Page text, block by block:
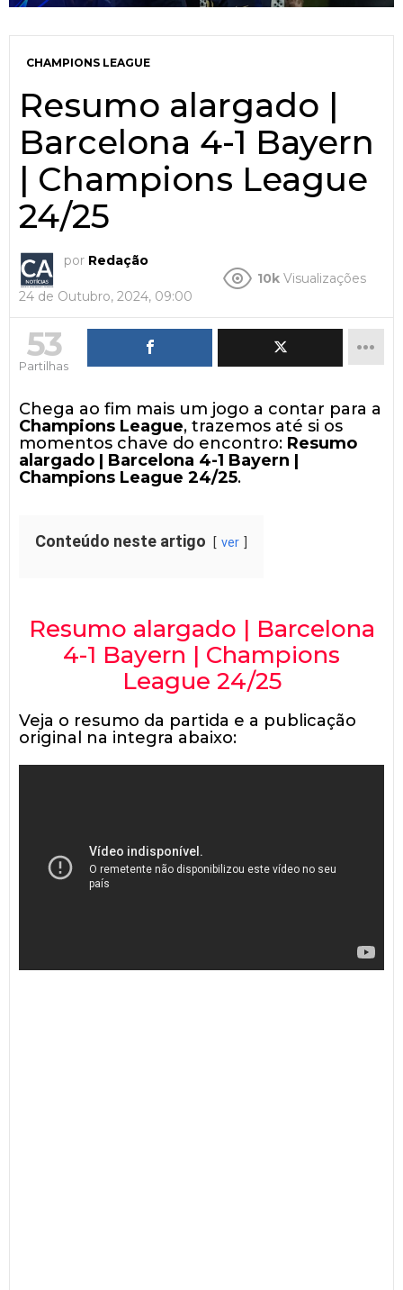
CHAMPIONS LEAGUE
Resumo alargado |
Barcelona 4-1 Bayern
| Champions League
24/25
por Redação
24 de Outubro, 2024, 09:00
10k Visualizações
53
Partilhas
Chega ao fim mais um jogo a contar para a
Champions League, trazemos até si os
momentos chave do encontro: Resumo
alargado | Barcelona 4-1 Bayern |
Champions League 24/25.
Conteúdo neste artigo ver
Resumo alargado | Barcelona
4-1 Bayern | Champions
League 24/25
Veja o resumo da partida e a publicação
original na integra abaixo: